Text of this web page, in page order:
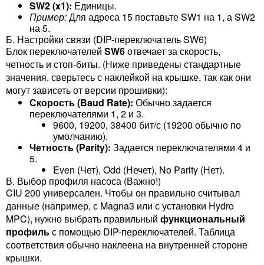
SW2 (x1): Единицы.
Пример:Для адреса 15 поставьте SW1 на 1, а SW2
на5.
Б. Настройки связи (DIP-переключатель SW6)
Блок переключателей SW6отвечает за скорость,
четность и стоп-биты. (Ниже приведены стандартные
значения, сверьтесь с наклейкой на крышке, так как они
могут зависеть от версии прошивки):
Скорость (Baud Rate): Обычно задается
переключателями 1, 2 и 3.
9600, 19200, 38400 бит/с (19200 обычно по
умолчанию).
Четность (Parity): Задается переключателями 4 и
5.
Even (Чет), Odd (Нечет), No Parity (Нет).
В. Выбор профиля насоса (Важно!)
CIU 200 универсален. Чтобы он правильно считывал
данные (например, с Magna3 или с установки Hydro
MPC), нужно выбрать правильный функциональный
профильс помощью DIP-переключателей. Таблица
соответствия обычно наклеена на внутренней стороне
крышки.